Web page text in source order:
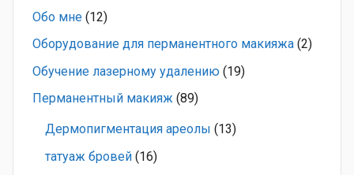
Обо мне (12)
Оборудование для перманентного макияжа (2)
Обучение лазерному удалению (19)
Перманентный макияж (89)
Дермопигментация ареолы (13)
татуаж бровей (16)